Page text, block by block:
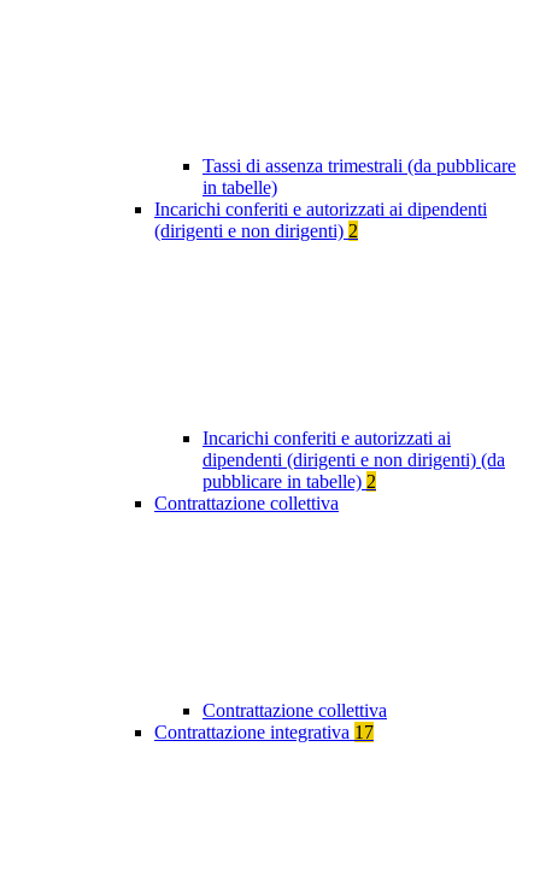
Tassi di assenza trimestrali (da pubblicare
in tabelle)
Incarichi conferiti e autorizzati ai dipendenti
(dirigenti e non dirigenti) 2
Incarichi conferiti e autorizzati ai
dipendenti (dirigenti e non dirigenti) (da
pubblicare in tabelle) 2
Contrattazione collettiva
Contrattazione collettiva
Contrattazione integrativa 17